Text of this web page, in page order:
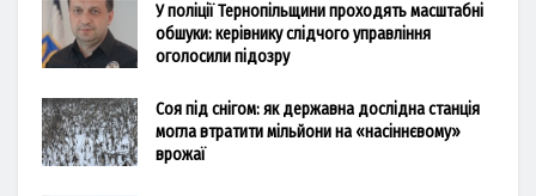
У поліції Тернопільщини проходять масштабні
обшуки: керівнику слідчого управління
оголосили підозру
Соя під снігом: як державна дослідна станція
могла втратити мільйони на «насіннєвому»
врожаї